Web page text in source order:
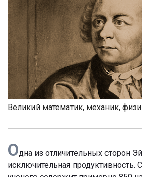
Великий математик, механик,
Одна из отличительных сторон
исключительная продуктивность.